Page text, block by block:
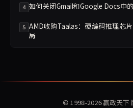
4 如何关闭Gmail和Google Docs中的
5 AMD收购Taalas：硬编码推理芯
局
© 1998-2026赢政天下